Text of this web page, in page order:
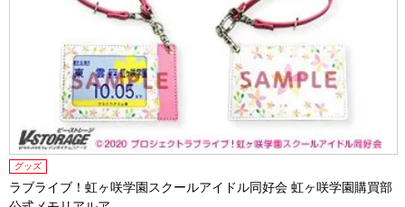
グッズ
ラブライブ！虹ヶ咲学園スクールアイドル同好会 虹ヶ咲学園購買部